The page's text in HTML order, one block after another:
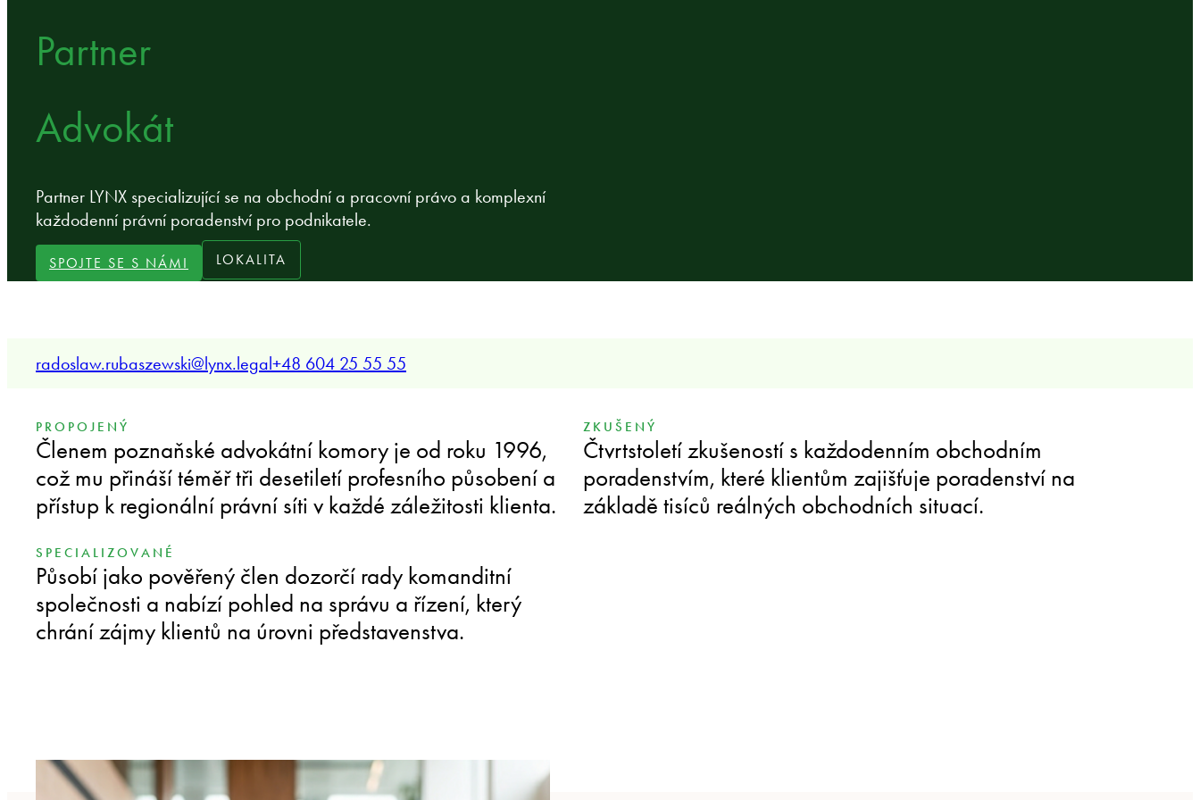
Partner
Advokát
Partner LYNX specializující se na obchodní a pracovní právo a komplexní
každodenní právní poradenství pro podnikatele.
SPOJTE SE S NÁMI LOKALITA
radoslaw.rubaszewski@lynx.legal+48 604 25 55 55
PROPOJENÝ
Členem poznaňské advokátní komory je od roku 1996,
což mu přináší téměř tři desetiletí profesního působení a
přístup k regionální právní síti v každé záležitosti klienta.
ZKUŠENÝ
Čtvrtstoletí zkušeností s každodenním obchodním
poradenstvím, které klientům zajišťuje poradenství na
základě tisíců reálných obchodních situací.
SPECIALIZOVANÉ
Působí jako pověřený člen dozorčí rady komanditní
společnosti a nabízí pohled na správu a řízení, který
chrání zájmy klientů na úrovni představenstva.